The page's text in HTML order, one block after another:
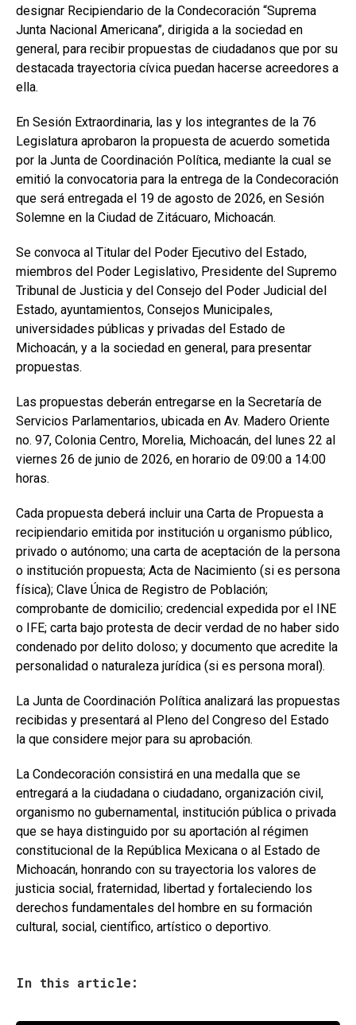
designar Recipiendario de la Condecoración “Suprema
Junta Nacional Americana”, dirigida a la sociedad en
general, para recibir propuestas de ciudadanos que por su
destacada trayectoria cívica puedan hacerse acreedores a
ella.
En Sesión Extraordinaria, las y los integrantes de la 76
Legislatura aprobaron la propuesta de acuerdo sometida
por la Junta de Coordinación Política, mediante la cual se
emitió la convocatoria para la entrega de la Condecoración
que será entregada el 19 de agosto de 2026, en Sesión
Solemne en la Ciudad de Zitácuaro, Michoacán.
Se convoca al Titular del Poder Ejecutivo del Estado,
miembros del Poder Legislativo, Presidente del Supremo
Tribunal de Justicia y del Consejo del Poder Judicial del
Estado, ayuntamientos, Consejos Municipales,
universidades públicas y privadas del Estado de
Michoacán, y a la sociedad en general, para presentar
propuestas.
Las propuestas deberán entregarse en la Secretaría de
Servicios Parlamentarios, ubicada en Av. Madero Oriente
no. 97, Colonia Centro, Morelia, Michoacán, del lunes 22 al
viernes 26 de junio de 2026, en horario de 09:00 a 14:00
horas.
Cada propuesta deberá incluir una Carta de Propuesta a
recipiendario emitida por institución u organismo público,
privado o autónomo; una carta de aceptación de la persona
o institución propuesta; Acta de Nacimiento (si es persona
física); Clave Única de Registro de Población;
comprobante de domicilio; credencial expedida por el INE
o IFE; carta bajo protesta de decir verdad de no haber sido
condenado por delito doloso; y documento que acredite la
personalidad o naturaleza jurídica (si es persona moral).
La Junta de Coordinación Política analizará las propuestas
recibidas y presentará al Pleno del Congreso del Estado
la que considere mejor para su aprobación.
La Condecoración consistirá en una medalla que se
entregará a la ciudadana o ciudadano, organización civil,
organismo no gubernamental, institución pública o privada
que se haya distinguido por su aportación al régimen
constitucional de la República Mexicana o al Estado de
Michoacán, honrando con su trayectoria los valores de
justicia social, fraternidad, libertad y fortaleciendo los
derechos fundamentales del hombre en su formación
cultural, social, científico, artístico o deportivo.
In this article: